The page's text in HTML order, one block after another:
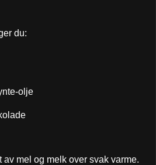
du:
olje
av mel og melk over svak varme.